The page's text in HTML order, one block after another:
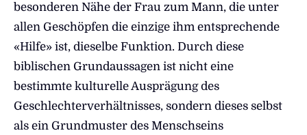
besonderen Nähe der Frau zum Mann, die unter
allen Geschöpfen die einzige ihm entsprechende
«Hilfe» ist, dieselbe Funktion. Durch diese
biblischen Grundaussagen ist nicht eine
bestimmte kulturelle Ausprägung des
Geschlechterverhältnisses, sondern dieses selbst
als ein Grundmuster des Menschseins